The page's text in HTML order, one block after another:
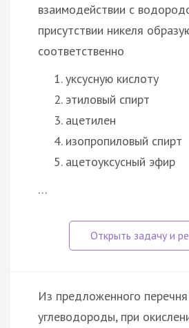
взаимодействии с
присутствии никеля
соответственно
уксусную кислоту
этиловый спирт
ацетилен
изопропиловый спирт
ацетоуксусный эфир
…
Из предложенного
углеводороды, при